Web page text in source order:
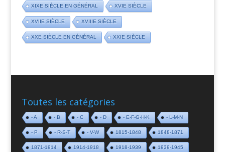
XIXE SIÈCLE EN GÉNÉRAL XVIE SIÈCLE
XVIIE SIÈCLE XVIIIE SIÈCLE
XXE SIÈCLE EN GÉNÉRAL XXIE SIÈCLE
Toutes les catégories
- A - B - C - D - E-F-G-H-K - L-M-N
- P - R-S-T - V-W 1815-1848 1848-1871
1871-1914 1914-1918 1918-1939 1939-1945